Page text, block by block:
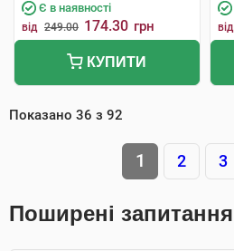
Є в наявності
від 249.00 174.30 грн
КУПИТИ
від
Показано 36 з 92
1 2 3
Поширені запитання